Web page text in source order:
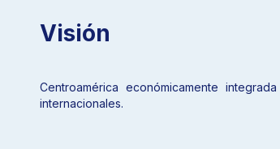
Visión
Centroamérica económicamente
internacionales.